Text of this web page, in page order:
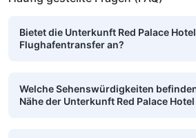
Bietet die Unterkunft Red Palace
Flughafentransfer an?
Welche Sehenswürdigkeiten
Nähe der Unterkunft Red Palace